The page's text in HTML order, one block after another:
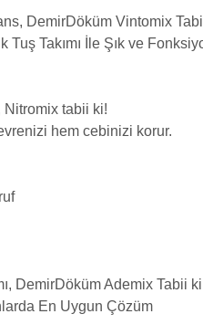
DemirDöküm Vintomix
Takımı İle Şık ve
tabii ki!
hem cebinizi korur.
DemirDöküm Ademix Tabii
En Uygun Çözüm